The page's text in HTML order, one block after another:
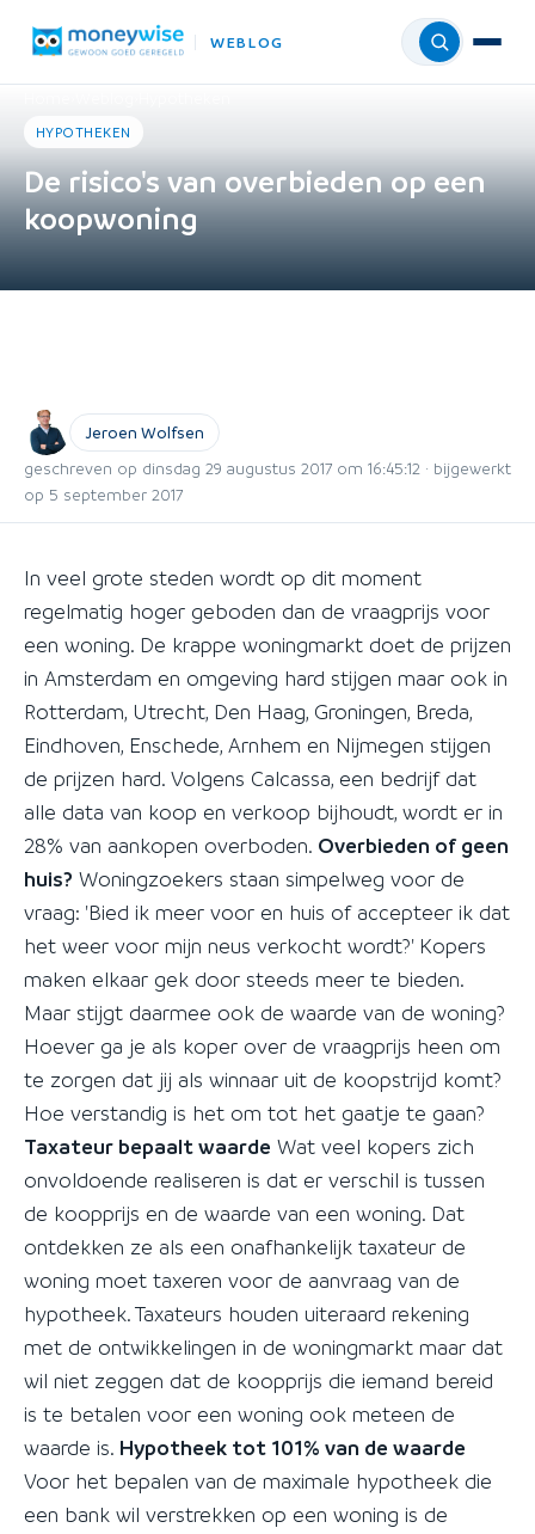
WEBLOG Menu
HYPOTHEKEN
De risico's van overbieden op een
koopwoning
Jeroen Wolfsen
geschreven op dinsdag 29 augustus 2017 om 16:45:12 · bijgewerkt
op 5 september 2017
In veel grote steden wordt op dit moment
regelmatig hoger geboden dan de vraagprijs voor
een woning. De krappe woningmarkt doet de prijzen
in Amsterdam en omgeving hard stijgen maar ook in
Rotterdam, Utrecht, Den Haag, Groningen, Breda,
Eindhoven, Enschede, Arnhem en Nijmegen stijgen
de prijzen hard. Volgens Calcassa, een bedrijf dat
alle data van koop en verkoop bijhoudt, wordt er in
28% van aankopen overboden. Overbieden of geen
huis? Woningzoekers staan simpelweg voor de
vraag: 'Bied ik meer voor en huis of accepteer ik dat
het weer voor mijn neus verkocht wordt?' Kopers
maken elkaar gek door steeds meer te bieden.
Maar stijgt daarmee ook de waarde van de woning?
Hoever ga je als koper over de vraagprijs heen om
te zorgen dat jij als winnaar uit de koopstrijd komt?
Hoe verstandig is het om tot het gaatje te gaan?
Taxateur bepaalt waarde Wat veel kopers zich
onvoldoende realiseren is dat er verschil is tussen
de koopprijs en de waarde van een woning. Dat
ontdekken ze als een onafhankelijk taxateur de
woning moet taxeren voor de aanvraag van de
hypotheek. Taxateurs houden uiteraard rekening
met de ontwikkelingen in de woningmarkt maar dat
wil niet zeggen dat de koopprijs die iemand bereid
is te betalen voor een woning ook meteen de
waarde is. Hypotheek tot 101% van de waarde
Voor het bepalen van de maximale hypotheek die
een bank wil verstrekken op een woning is de